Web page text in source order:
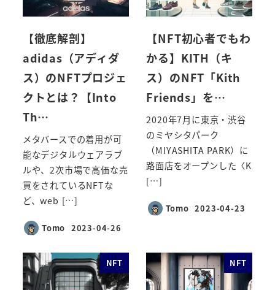
【徹底解剖】
adidas（アディダ
ス）のNFTプロジェ
クトとは？【Into
Th…
メタバースでの着用が可
能なデジタルウェアラブ
ルや、2次市場で高価な売
買をされているNFTな
ど、web […]
Tomo
投稿日
2023-04-26
【NFT初心者でもわ
かる】KITH（キ
ス）のNFT「Kith
Friends」を…
2020年7月に東京・渋谷
のミヤシタパーク
（MIYASHITA PARK）に
路面店をオープンした〈K
[…]
Tomo
投稿日
2023-04-23
NFT NFT